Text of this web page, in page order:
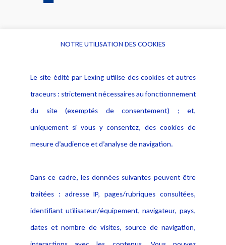
Alerte professionnelle
Déclaration d'accessibilité
Notice Légale
Politique de protection des
données
Publications
NOTRE UTILISATION DES COOKIES
Le site édité par Lexing utilise des cookies et autres
traceurs : strictement nécessaires au fonctionnement
du site (exemptés de consentement) ; et,
uniquement si vous y consentez, des cookies de
mesure d’audience et d’analyse de navigation.
Dans ce cadre, les données suivantes peuvent être
traitées : adresse IP, pages/rubriques consultées,
identifiant utilisateur/équipement, navigateur, pays,
dates et nombre de visites, source de navigation,